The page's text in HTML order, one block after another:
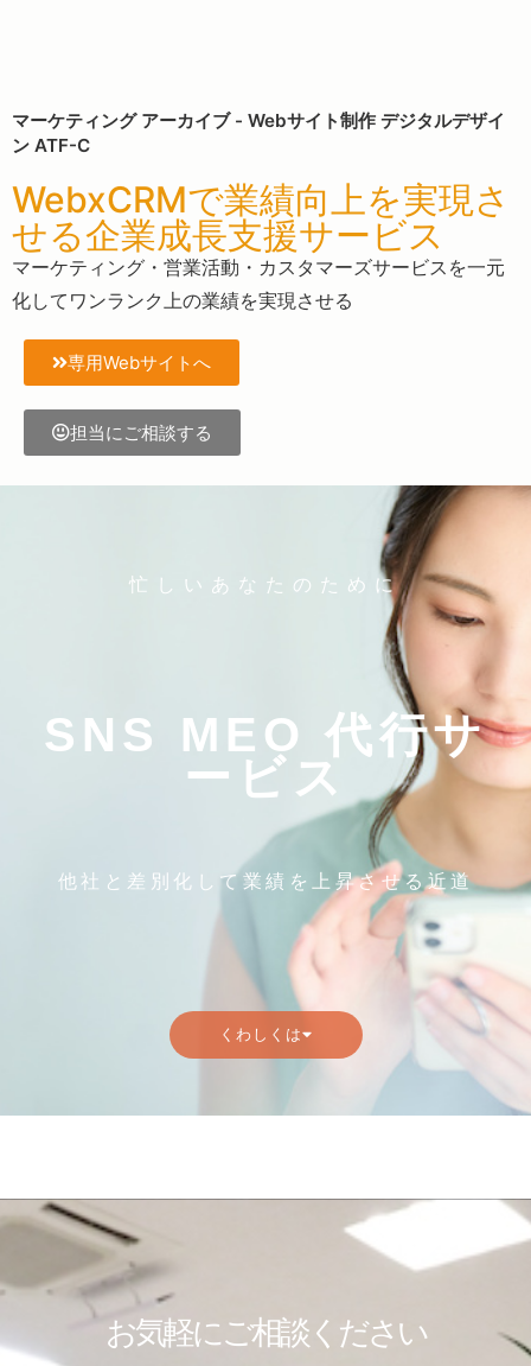
マーケティング アーカイブ - Webサイト制作 デジタルデザイ
ン ATF-C
WebxCRMで業績向上を実現さ
せる企業成長支援サービス
マーケティング・営業活動・カスタマーズサービスを一元
化してワンランク上の業績を実現させる
専用Webサイトへ
担当にご相談する
忙しいあなたのために
SNS MEO 代行サ
ービス
他社と差別化して業績を上昇させる近道
くわしくは
お気軽にご相談ください